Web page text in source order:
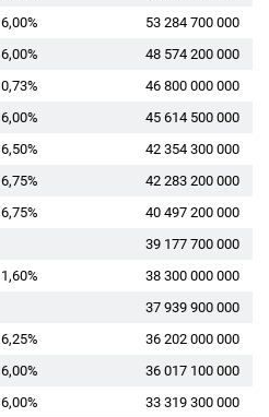
6,00%
53 284 700 000
6,00%
48 574 200 000
0,73%
46 800 000 000
6,00%
45 614 500 000
6,50%
42 354 300 000
6,75%
42 283 200 000
6,75%
40 497 200 000
39 177 700 000
1,60%
38 300 000 000
37 939 900 000
6,25%
36 202 000 000
6,00%
36 017 100 000
6,00%
33 319 300 000